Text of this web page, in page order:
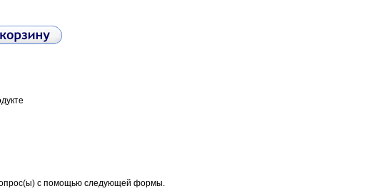
с помощью следующей формы.